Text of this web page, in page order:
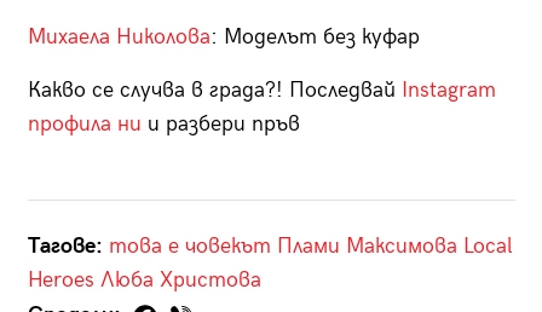
Михаела Николова: Моделът без куфар
Какво се случва в града?! Последвай Instagram
профила ни и разбери пръв
Тагове: това е човекът Плами Максимова Local
Heroes Люба Христова